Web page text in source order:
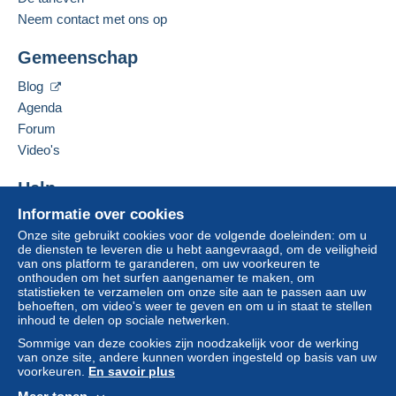
Een betaling die niet is verricht met
credit/debitcardof overboeking naar uw saldo,
Een onbetaalde aankoop kan gevolgen hebben
voor de rekening van de koper.
Als de verkoopvoorwaarden van de verkoper
clausules bevatten met betrekking tot de betaling,
moeten deze als nietig worden beschouwd. De
Delcampe, zoals gedefinieerd in de
toepassing zijn.
Aankopen moeten worden betaald binnen14
dagenna ontvangst van de eindafrekening van de
verkoper.
Garantie:
van de verkoper (alleen als de wijze van
retourzending dezelfde is als de wijze voor de
De verkoper contacteren
Informatie over cookies
Onze site gebruikt cookies voor de volgende doeleinden: om u
de diensten te leveren die u hebt aangevraagd, om de veiligheid
van ons platform te garanderen, om uw voorkeuren te
onthouden om het surfen aangenamer te maken, om
statistieken te verzamelen om onze site aan te passen aan uw
behoeften, om video's weer te geven en om u in staat te stellen
inhoud te delen op sociale netwerken.
Sommige van deze cookies zijn noodzakelijk voor de werking
van onze site, andere kunnen worden ingesteld op basis van uw
voorkeuren. En savoir plus
Neem contact met ons op
Gemeenschap
Blog
Agenda
Forum
Video's
Help
Hulpcentrum
Kopen op Delcampe
Verkopen op Delcampe
Een beveiligde website